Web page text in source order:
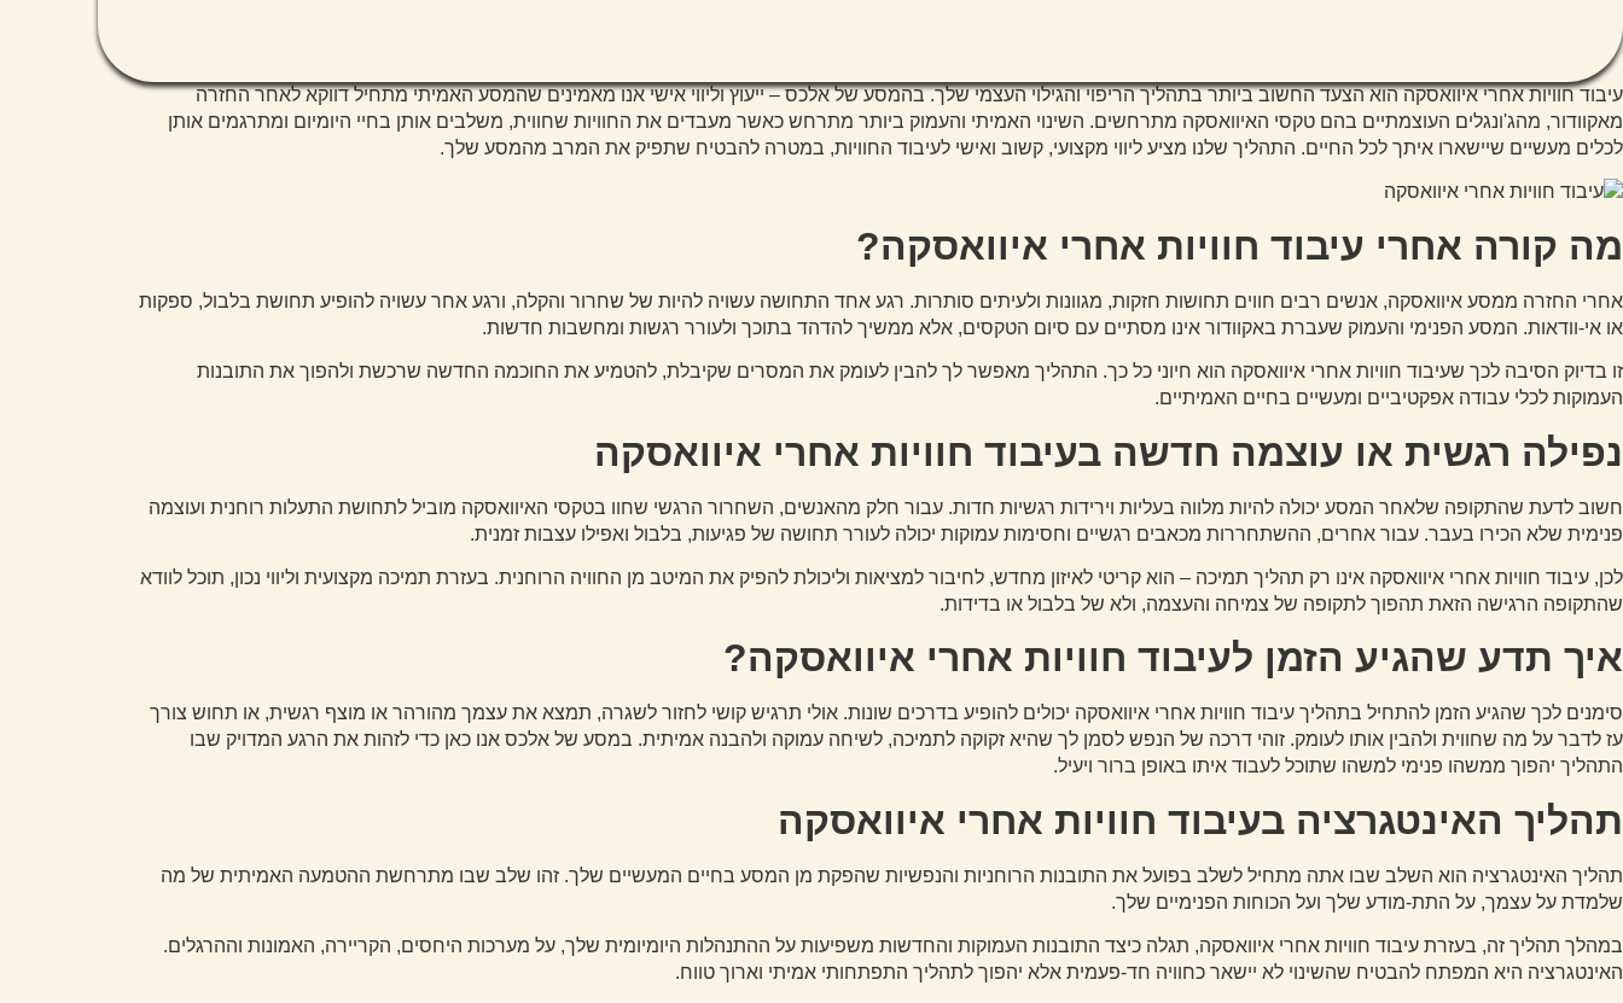
עיבוד חוויות אחרי איוואסקההוא הצעד החשוב ביותר בתהליך הריפוי והגילוי העצמי שלך. בהמסע של אלכס – ייעוץ וליווי אישי אנו מאמינים שהמסע האמיתי מתחיל דווקא לאחר החזרה
מאקוודור, מהג'ונגלים העוצמתיים בהם טקסי האיוואסקה מתרחשים. השינוי האמיתי והעמוק ביותר מתרחש כאשר מעבדים את החוויות שחווית, משלבים אותן בחיי היומיום ומתרגמים אותן
לכלים מעשיים שיישארו איתך לכל החיים. התהליך שלנו מציע ליווי מקצועי, קשוב ואישי לעיבוד החוויות, במטרה להבטיח שתפיק את המרב מהמסע שלך.
מה קורה אחרי עיבוד חוויות אחרי איוואסקה?
אחרי החזרה ממסע איוואסקה, אנשים רבים חווים תחושות חזקות, מגוונות ולעיתים סותרות. רגע אחד התחושה עשויה להיות של שחרור והקלה, ורגע אחר עשויה להופיע תחושת בלבול, ספקות
או אי-וודאות. המסע הפנימי והעמוק שעברת באקוודור אינו מסתיים עם סיום הטקסים, אלא ממשיך להדהד בתוכך ולעורר רגשות ומחשבות חדשות.
זו בדיוק הסיבה לכך שעיבוד חוויות אחרי איוואסקה הוא חיוני כל כך. התהליך מאפשר לך להבין לעומק את המסרים שקיבלת, להטמיע את החוכמה החדשה שרכשת ולהפוך את התובנות
העמוקות לכלי עבודה אפקטיביים ומעשיים בחיים האמיתיים.
נפילה רגשית או עוצמה חדשה בעיבוד חוויות אחרי איוואסקה
חשוב לדעת שהתקופה שלאחר המסע יכולה להיות מלווה בעליות וירידות רגשיות חדות. עבור חלק מהאנשים, השחרור הרגשי שחוו בטקסי האיוואסקה מוביל לתחושת התעלות רוחנית ועוצמה
פנימית שלא הכירו בעבר. עבור אחרים, ההשתחררות מכאבים רגשיים וחסימות עמוקות יכולה לעורר תחושה של פגיעות, בלבול ואפילו עצבות זמנית.
לכן, עיבוד חוויות אחרי איוואסקה אינו רק תהליך תמיכה – הוא קריטי לאיזון מחדש, לחיבור למציאות וליכולת להפיק את המיטב מן החוויה הרוחנית. בעזרת תמיכה מקצועית וליווי נכון, תוכל לוודא
שהתקופה הרגישה הזאת תהפוך לתקופה של צמיחה והעצמה, ולא של בלבול או בדידות.
איך תדע שהגיע הזמן לעיבוד חוויות אחרי איוואסקה?
סימנים לכך שהגיע הזמן להתחיל בתהליך עיבוד חוויות אחרי איוואסקה יכולים להופיע בדרכים שונות. אולי תרגיש קושי לחזור לשגרה, תמצא את עצמך מהורהר או מוצף רגשית, או תחוש צורך
עז לדבר על מה שחווית ולהבין אותו לעומק. זוהי דרכה של הנפש לסמן לך שהיא זקוקה לתמיכה, לשיחה עמוקה ולהבנה אמיתית. במסע של אלכס אנו כאן כדי לזהות את הרגע המדויק שבו
התהליך יהפוך ממשהו פנימי למשהו שתוכל לעבוד איתו באופן ברור ויעיל.
תהליך האינטגרציה בעיבוד חוויות אחרי איוואסקה
תהליך האינטגרציה הוא השלב שבו אתה מתחיל לשלב בפועל את התובנות הרוחניות והנפשיות שהפקת מן המסע בחיים המעשיים שלך. זהו שלב שבו מתרחשת ההטמעה האמיתית של מה
שלמדת על עצמך, על התת-מודע שלך ועל הכוחות הפנימיים שלך.
במהלך תהליך זה, בעזרת עיבוד חוויות אחרי איוואסקה, תגלה כיצד התובנות העמוקות והחדשות משפיעות על ההתנהלות היומיומית שלך, על מערכות היחסים, הקריירה, האמונות וההרגלים.
האינטגרציה היא המפתח להבטיח שהשינוי לא יישאר כחוויה חד-פעמית אלא יהפוך לתהליך התפתחותי אמיתי וארוך טווח.